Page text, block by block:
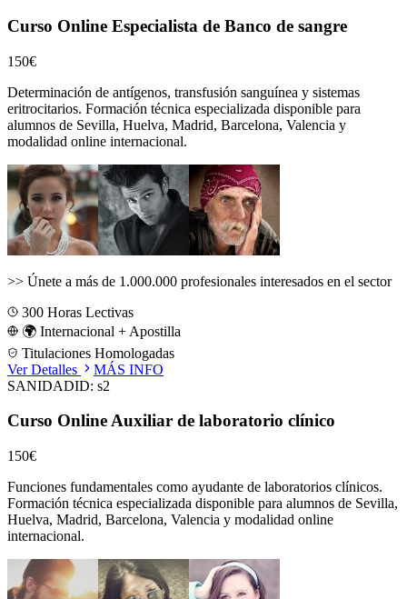
Curso Online Especialista de Banco de sangre
150€
Determinación de antígenos, transfusión sanguínea y sistemas
eritrocitarios. Formación técnica especializada disponible para
alumnos de Sevilla, Huelva, Madrid, Barcelona, Valencia y
modalidad online internacional.
>> Únete a más de 1.000.000 profesionales interesados en el sector
300 Horas Lectivas
🌍 Internacional + Apostilla
Titulaciones Homologadas
Ver Detalles
MÁS INFO
SANIDADID: s2
Curso Online Auxiliar de laboratorio clínico
150€
Funciones fundamentales como ayudante de laboratorios clínicos.
Formación técnica especializada disponible para alumnos de Sevilla,
Huelva, Madrid, Barcelona, Valencia y modalidad online
internacional.